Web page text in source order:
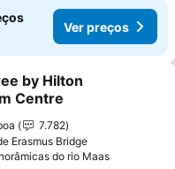
Ver preços
aos favoritos
by Hilton
Centre
7.782
Erasmus Bridge
do rio MaasVer